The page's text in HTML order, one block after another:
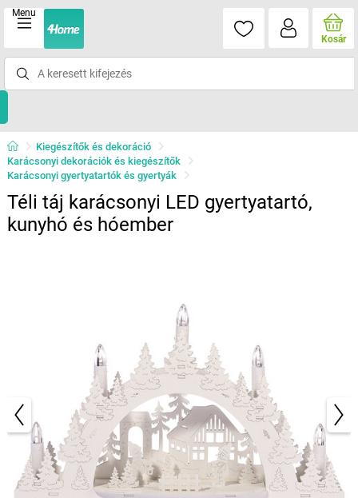
Menu
Kosár
Kiegészítők és dekoráció
Karácsonyi dekorációk és kiegészítők
Karácsonyi gyertyatartók és gyertyák
Téli táj karácsonyi LED gyertyatartó,
kunyhó és hóember